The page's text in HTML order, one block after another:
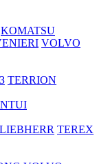
KOMATSU
VOLVO
TERRION
LIEBHERR TEREX